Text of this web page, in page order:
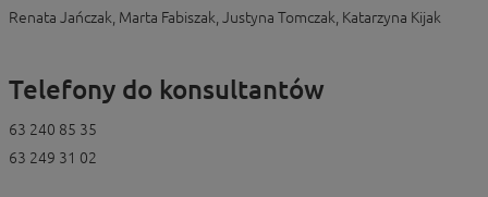
Renata Jańczak, Marta Fabiszak, Justyna Tomczak, Katarzyna Kijak
Telefony do konsultantów
63 240 85 35
63 249 31 02